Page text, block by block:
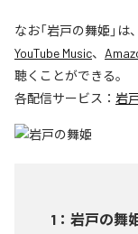
なお「岩戸の舞姫 」は、
YouTube Music、
聴くことができる。
各配信サービス： 岩
1 ： 岩戸の舞